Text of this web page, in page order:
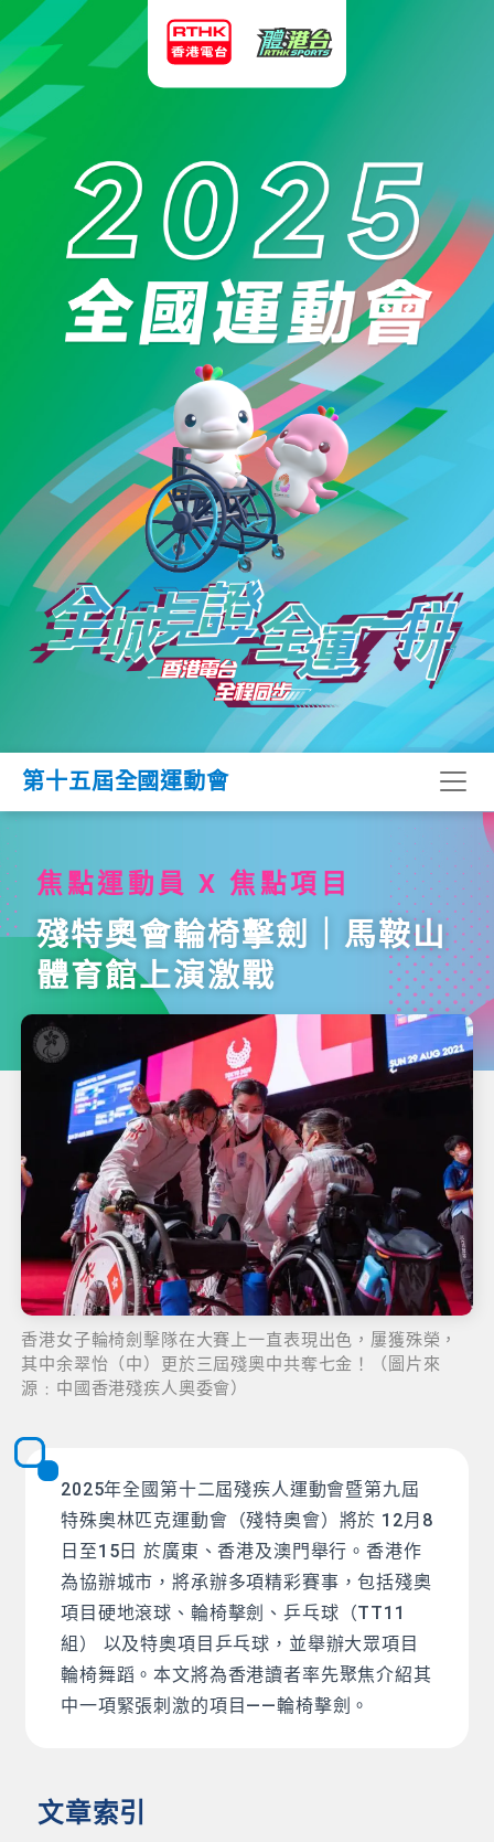
第十五屆全國運動會
焦點運動員 X 焦點項目
殘特奧會輪椅擊劍｜馬鞍山
體育館上演激戰
香港女子輪椅劍擊隊在大賽上一直表現出色，屢獲殊榮，
其中余翠怡（中）更於三屆殘奧中共奪七金！（圖片來
源﹕中國香港殘疾人奧委會）
2025年全國第十二屆殘疾人運動會暨第九屆
特殊奧林匹克運動會（殘特奧會）將於 12月8
日至15日 於廣東、香港及澳門舉行。香港作
為協辦城市，將承辦多項精彩賽事，包括殘奧
項目硬地滾球、輪椅擊劍、乒乓球（TT11
組） 以及特奧項目乒乓球，並舉辦大眾項目
輪椅舞蹈。本文將為香港讀者率先聚焦介紹其
中一項緊張刺激的項目——輪椅擊劍。
文章索引